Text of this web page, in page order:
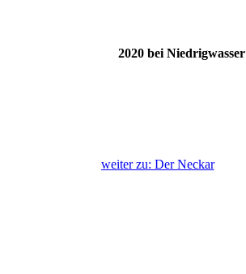
2020 bei Niedrigwasser
weiter zu: Der Neckar